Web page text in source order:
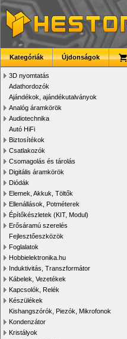
Kategóriák Újdonságok
3D nyomtatás
Adathordozók
Ajándékok, ajándékutalványok
Analóg áramkörök
Audiotechnika
Autó HiFi
Biztosítékok
Csatlakozók
Csomagolás és tárolás
Digitális áramkörök
Diódák
Elemek, Akkuk, Töltők
Ellenállások, Potméterek
Építőkészletek (KIT, Modul)
Erősáramú szerelés
Fejlesztőeszközök
Foglalatok
Hobbielektronika.hu
Induktivitás, Transzformátor
Kábelek, Vezetékek
Kapcsolók, Relék
Készülékek
Kishangszórók, Piezók, Mikrofonok
Kondenzátor
Kristályok